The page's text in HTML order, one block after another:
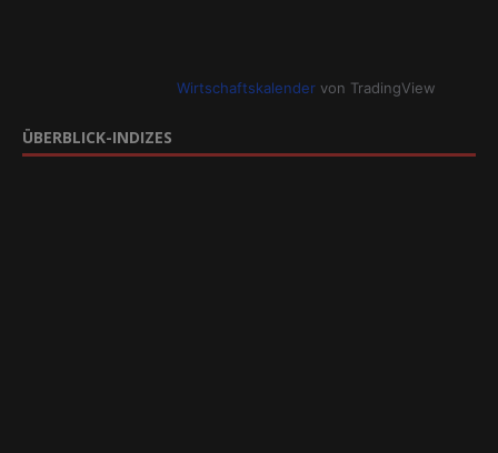
Wirtschaftskalendervon TradingView
ÜBERBLICK-INDIZES